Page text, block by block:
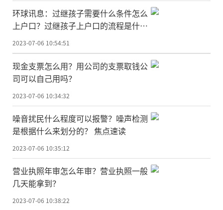
环球讯息：过继孩子需要什么条件怎么
上户口？过继孩子上户口的流程是什
么？
2023-07-06 10:54:51
现金支票怎么用？用公司的支票取钱公
司可以自己用吗？
2023-07-06 10:34:32
噪音扰民什么程度可以报警？噪声检测
是根据什么来划分的？ 焦点速读
2023-07-06 10:35:12
营业执照年审怎么年审？营业执照一般
几天能拿到？
2023-07-06 10:38:22